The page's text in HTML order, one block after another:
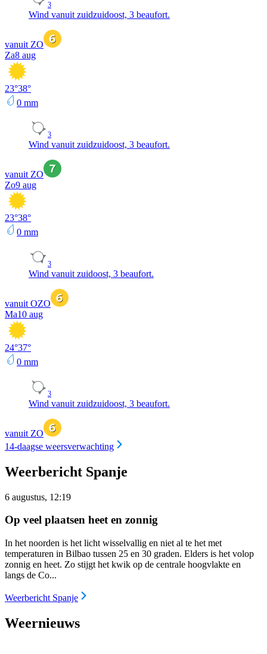
3
Wind vanuit zuidzuidoost, 3 beaufort.
vanuit ZO
Za8 aug
23°38°
0 mm
3
Wind vanuit zuidzuidoost, 3 beaufort.
vanuit ZO
Zo9 aug
23°38°
0 mm
3
Wind vanuit zuidoost, 3 beaufort.
vanuit OZO
Ma10 aug
24°37°
0 mm
3
Wind vanuit zuidzuidoost, 3 beaufort.
vanuit ZO
14-daagse weersverwachting
Weerbericht Spanje
6 augustus, 12:19
Op veel plaatsen heet en zonnig
In het noorden is het licht wisselvallig en niet al te het met
temperaturen in Bilbao tussen 25 en 30 graden. Elders is het volop
zonnig en heet. Zo stijgt het kwik op de centrale hoogvlakte en
langs de Co...
Weerbericht Spanje
Weernieuws